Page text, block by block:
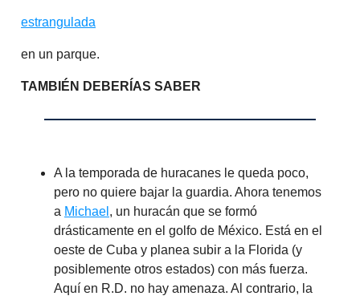
estrangulada
en un parque.
TAMBIÉN DEBERÍAS SABER
A la temporada de huracanes le queda poco,
pero no quiere bajar la guardia. Ahora tenemos
a Michael , un huracán que se formó
drásticamente en el golfo de México. Está en el
oeste de Cuba y planea subir a la Florida (y
posiblemente otros estados) con más fuerza.
Aquí en R.D. no hay amenaza. Al contrario, la